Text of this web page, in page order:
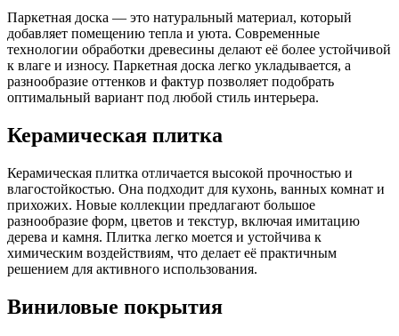
Паркетная доска — это натуральный материал, который
добавляет помещению тепла и уюта. Современные
технологии обработки древесины делают её более устойчивой
к влаге и износу. Паркетная доска легко укладывается, а
разнообразие оттенков и фактур позволяет подобрать
оптимальный вариант под любой стиль интерьера.
Керамическая плитка
Керамическая плитка отличается высокой прочностью и
влагостойкостью. Она подходит для кухонь, ванных комнат и
прихожих. Новые коллекции предлагают большое
разнообразие форм, цветов и текстур, включая имитацию
дерева и камня. Плитка легко моется и устойчива к
химическим воздействиям, что делает её практичным
решением для активного использования.
Виниловые покрытия